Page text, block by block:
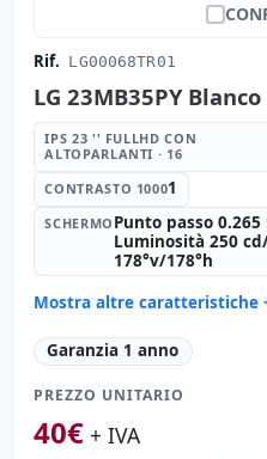
Rif. LG00068TR01
LG 23MB35PY
IPS 23 '' FULLHD CON
ALTOPARLANTI · 16
CONTRASTO 10001
SCHERMO Punto passo 0.265
Luminosità 250
178°v/178°h
Mostra altre caratteristiche
IPS 23 '' FullHD con
1920x1080
Contrasto 1000:
Schermo:
Luminosità 250 cd/m2 ·
Garanzia 1 anno
PREZZO UNITARIO
40€ + IVA